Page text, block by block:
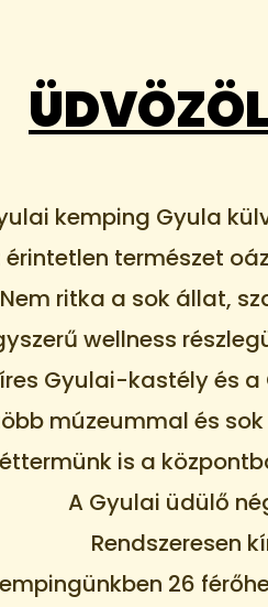
kemping Gyula
érintetlen természet
Nem ritka a sok állat,
wellness
Gyulai-kastély és
múzeummal és
is a
A Gyulai üdülő
Rendszeresen
26